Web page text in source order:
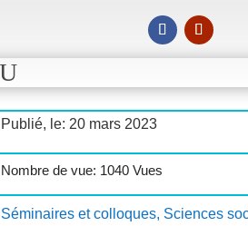
Publié, le: 20 mars 2023
Nombre de vue: 1040 Vues
Séminaires et colloques, Sciences